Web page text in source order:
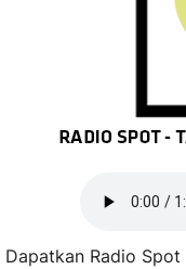
Dapatkan Radio